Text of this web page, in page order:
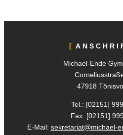
Michael-Ende
47918
Tel.: [02151]
Fax: [02151]
E-Mail: sekretariat@michael-